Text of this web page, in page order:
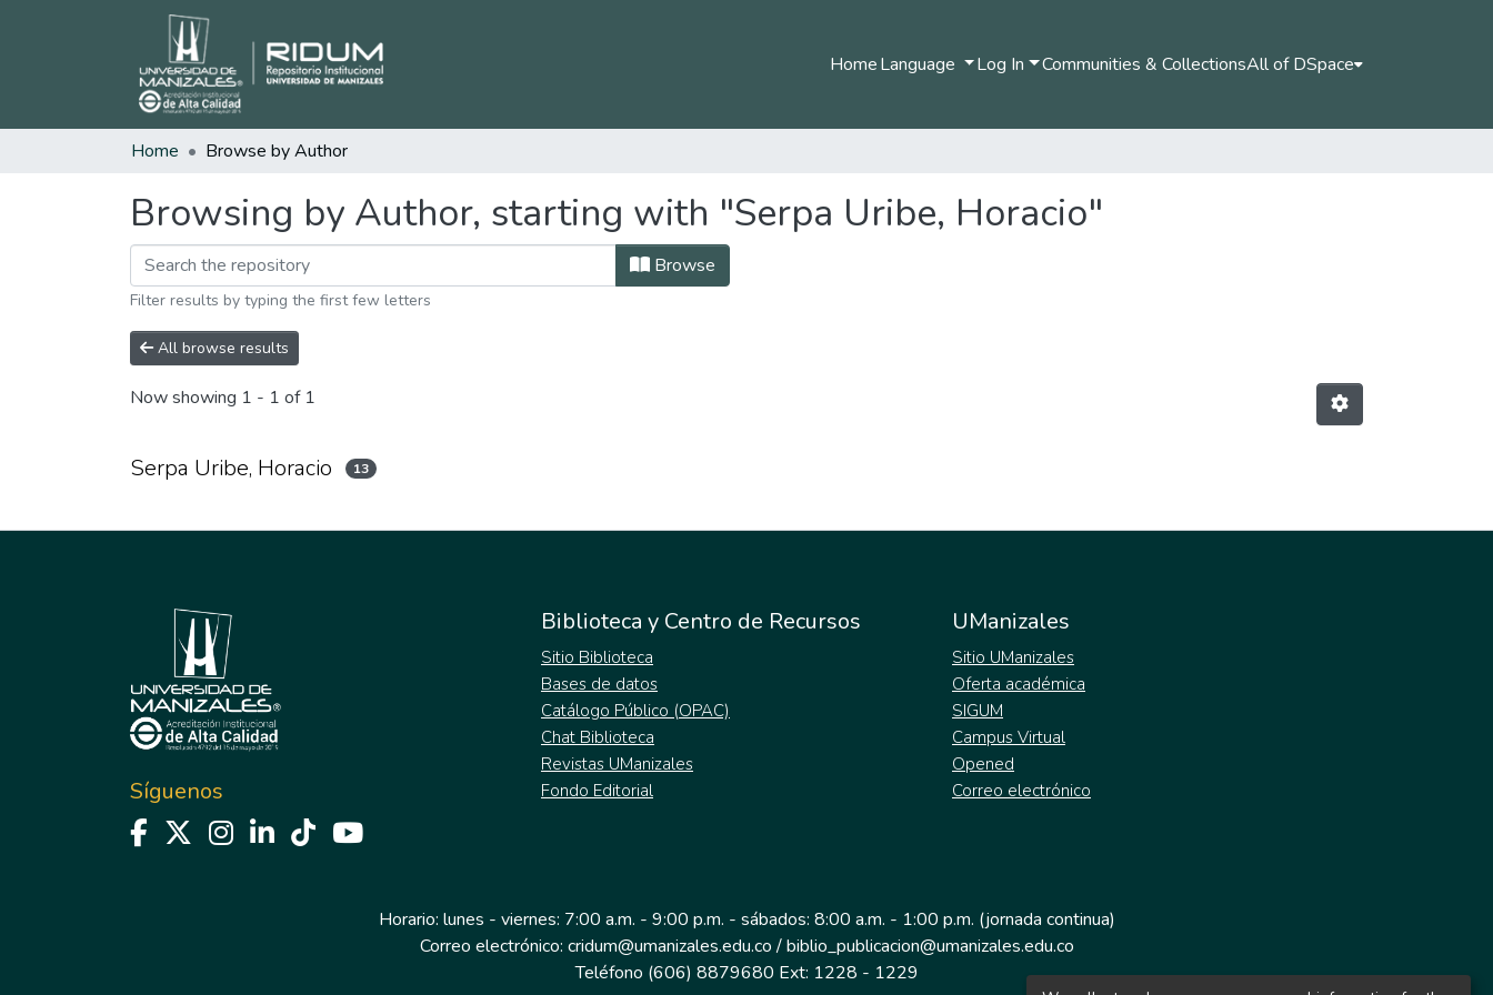
HomeLanguage Log In Communities & CollectionsAll of DSpace
Home Browse by Author
Browsing by Author, starting with "Serpa Uribe, Horacio"
Browse
Filter results by typing the first few letters
All browse results
Now showing 1 - 1 of 1
Serpa Uribe, Horacio 13
Síguenos
Biblioteca y Centro de Recursos
Sitio Biblioteca
Bases de datos
Catálogo Público (OPAC)
Chat Biblioteca
Revistas UManizales
Fondo Editorial
UManizales
Sitio UManizales
Oferta académica
SIGUM
Campus Virtual
Opened
Correo electrónico
Horario: lunes - viernes: 7:00 a.m. - 9:00 p.m. - sábados: 8:00 a.m. - 1:00 p.m. (jornada continua)
Correo electrónico: cridum@umanizales.edu.co / biblio_publicacion@umanizales.edu.co
Teléfono (606) 8879680 Ext: 1228 - 1229